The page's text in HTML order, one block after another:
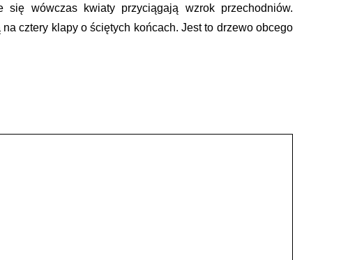
wówczas kwiaty przyciągają wzrok przechodniów.
cztery klapy o ściętych końcach. Jest to drzewo obcego